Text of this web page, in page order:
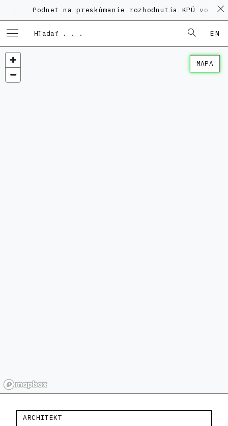
Podnet na preskúmanie rozhodnutia KPÚ vo
EN
MAPA
ARCHITEKT